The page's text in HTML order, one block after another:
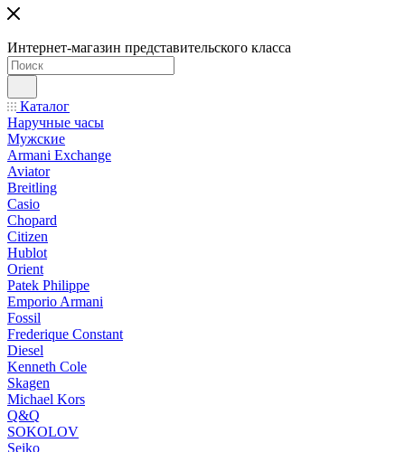
Интернет-магазин представительского класса
Каталог
Наручные часы
Мужские
Armani Exchange
Aviator
Breitling
Casio
Chopard
Citizen
Hublot
Orient
Patek Philippe
Emporio Armani
Fossil
Frederique Constant
Diesel
Kenneth Cole
Skagen
Michael Kors
Q&Q
SOKOLOV
Seiko